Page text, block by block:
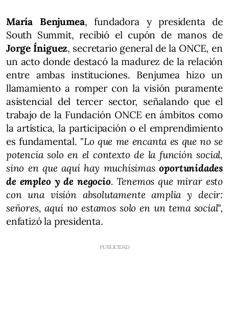
María Benjumea, fundadora y presidenta de
South Summit, recibió el cupón de manos de
Jorge Íniguez, secretario general de la ONCE, en
un acto donde destacó la madurez de la relación
entre ambas instituciones. Benjumea hizo un
llamamiento a romper con la visión puramente
asistencial del tercer sector, señalando que el
trabajo de la Fundación ONCE en ámbitos como
la artística, la participación o el emprendimiento
es fundamental. "Lo que me encanta es que no se
potencia solo en el contexto de la función social,
sino en que aquí hay muchísimasoportunidades
de empleo y de negocio. Tenemos que mirar esto
con una visión absolutamente amplia y decir:
señores, aquí no estamos solo en un tema social",
enfatizó la presidenta.